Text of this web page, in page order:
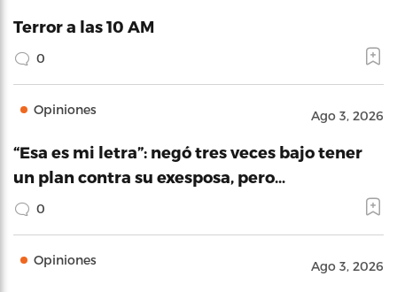
Terror a las 10 AM
0
Opiniones Ago 3, 2026
“Esa es mi letra”: negó tres veces bajo tener
un plan contra su exesposa, pero…
0
Opiniones Ago 3, 2026